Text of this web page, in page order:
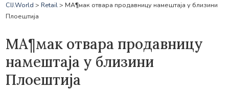
CIJ.World > Retail> МА¶мак отвара продавницу намештаја у близини
Плоештија
МА¶мак отвара продавницу
намештаја у близини
Плоештија